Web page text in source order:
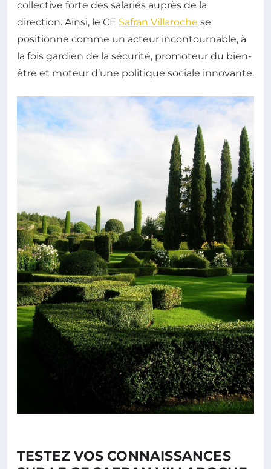
collective forte des salariés auprès de la
direction. Ainsi, le CE Safran Villaroche se
positionne comme un acteur incontournable, à
la fois gardien de la sécurité, promoteur du bien-
être et moteur d’une politique sociale innovante.
TESTEZ VOS CONNAISSANCES